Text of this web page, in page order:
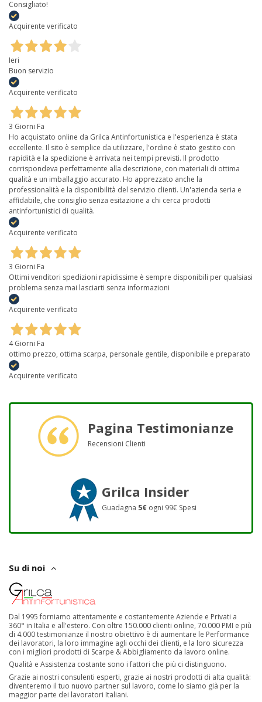
Consigliato!
Acquirente verificato
Ieri
Buon servizio
Acquirente verificato
3 Giorni Fa
Ho acquistato online da Grilca Antinfortunistica e l'esperienza è stata
eccellente. Il sito è semplice da utilizzare, l'ordine è stato gestito con
rapidità e la spedizione è arrivata nei tempi previsti. Il prodotto
corrispondeva perfettamente alla descrizione, con materiali di ottima
qualità e un imballaggio accurato. Ho apprezzato anche la
professionalità e la disponibilità del servizio clienti. Un'azienda seria e
affidabile, che consiglio senza esitazione a chi cerca prodotti
antinfortunistici di qualità.
Acquirente verificato
3 Giorni Fa
Ottimi venditori spedizioni rapidissime è sempre disponibili per qualsiasi
problema senza mai lasciarti senza informazioni
Acquirente verificato
4 Giorni Fa
ottimo prezzo, ottima scarpa, personale gentile, disponibile e preparato
Acquirente verificato
Pagina Testimonianze
Recensioni Clienti
Grilca Insider
Guadagna 5€ ogni 99€ Spesi
Su di noi
Dal 1995 forniamo attentamente e costantemente Aziende e Privati a
360° in Italia e all'estero. Con oltre 150.000 clienti online, 70.000 PMI e più
di 4.000 testimonianze il nostro obiettivo è di aumentare le Performance
dei lavoratori, la loro immagine agli occhi dei clienti, e la loro sicurezza
con i migliori prodotti di Scarpe & Abbigliamento da lavoro online.
Qualità e Assistenza costante sono i fattori che più ci distinguono.
Grazie ai nostri consulenti esperti, grazie ai nostri prodotti di alta qualità:
diventeremo il tuo nuovo partner sul lavoro, come lo siamo già per la
maggior parte dei lavoratori Italiani.